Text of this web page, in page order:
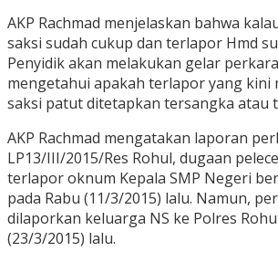
AKP Rachmad menjelaskan bahwa
saksi sudah cukup dan terlapor Hmd
Penyidik akan melakukan gelar
mengetahui apakah terlapor yang kini
saksi patut ditetapkan tersangka atau
AKP Rachmad mengatakan laporan
LP13/III/2015/Res Rohul, dugaan
terlapor oknum Kepala SMP Negeri
pada Rabu (11/3/2015) lalu. Namun,
dilaporkan keluarga NS ke Polres
(23/3/2015) lalu.